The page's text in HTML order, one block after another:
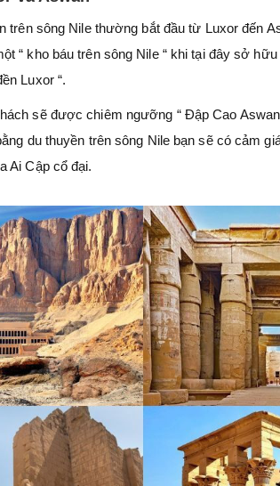
trên sông Nile thường bắt đầu từ Luxor đến
“ kho báu trên sông Nile “ khi tại đây sở
Luxor “.
sẽ được chiêm ngưỡng “ Đập Cao
du thuyền trên sông Nile bạn sẽ có cảm
Ai Cập cổ đại.